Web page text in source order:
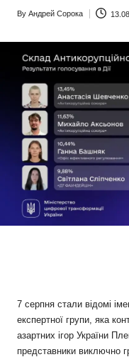
Posted
By Андрей Сорока
7 серпня стали відомі
експертної групи, яка
азартних ігор України
представники виключно